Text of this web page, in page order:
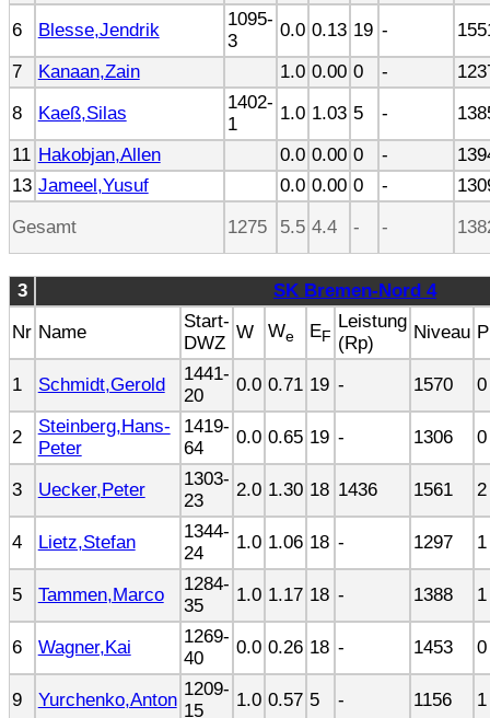
6 Blesse,Jendrik
1095-
3
0.0 0.13 19 -
7
Kanaan,Zain 1.0 0.00 0 -
8
Kaeß,Silas
1402-
1
1.0 1.03 5 -
11 Hakobjan,Allen 0.0 0.00 0 -
13 Jameel,Yusuf 0.0 0.00 0 -
Gesamt
1275 5.5 4.4 - -
3
SK Bremen-Nord 4
Nr Name
Start-
DWZ
W We EF
Leistung
(Rp)
Niveau
1 Schmidt,Gerold
1441-
20
0.0 0.71 19 - 1570
2
Steinberg,Hans-
Peter
1419-
64
0.0 0.65 19 - 1306
3 Uecker,Peter
1303-
23
2.0 1.30 18 1436 1561
4 Lietz,Stefan
1344-
24
1.0 1.06 18 - 1297
5 Tammen,Marco
1284-
35
1.0 1.17 18 - 1388
6 Wagner,Kai
1269-
40
0.0 0.26 18 - 1453
9 Yurchenko,Anton
1209-
15
1.0 0.57 5 - 1156